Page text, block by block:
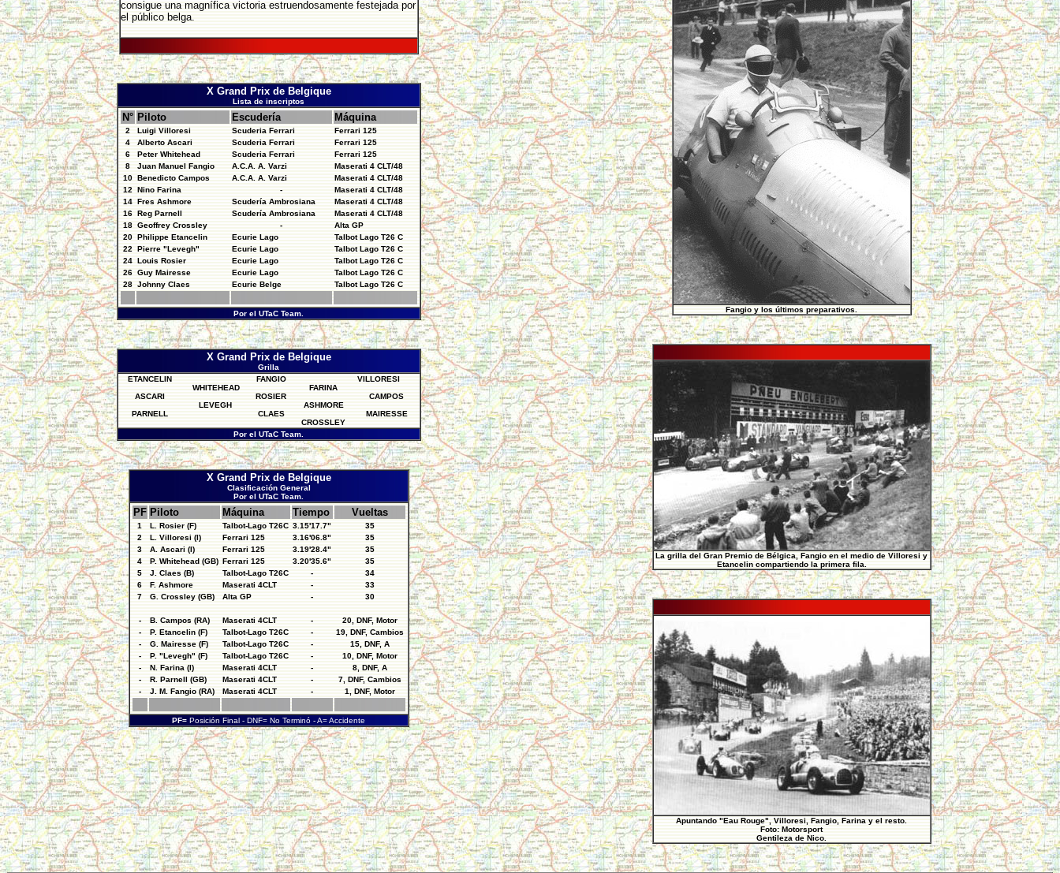
consigue una magnífica victoria estruendosamente festejada por
el público belga.
X Grand Prix de Belgique
Lista de inscriptos
N° Piloto Escudería Máquina
2 Luigi Villoresi Scuderia Ferrari
Ferrari 125
4
Alberto Ascari Scuderia Ferrari
Ferrari 125
6
Peter Whitehead Scuderia Ferrari
Ferrari 125
8
Juan Manuel Fangio A.C.A. A. Varzi
Maserati 4 CLT/48
10 Benedicto Campos A.C.A. A. Varzi
Maserati 4 CLT/48
12
Nino Farina -
Maserati 4 CLT/48
14 Fres Ashmore Scudería Ambrosiana
Maserati 4 CLT/48
16 Reg Parnell Scudería Ambrosiana
Maserati 4 CLT/48
18 Geoffrey Crossley -
Alta GP
20 Philippe Etancelin Ecurie Lago
Talbot Lago T26 C
22 Pierre "Levegh" Ecurie Lago
Talbot Lago T26 C
24 Louis Rosier Ecurie Lago
Talbot Lago T26 C
26 Guy Mairesse Ecurie Lago
Talbot Lago T26 C
28 Johnny Claes Ecurie Belge Talbot Lago T26 C
Por el UTaC Team.
X Grand Prix de Belgique
Grilla
ETANCELIN
FANGIO
VILLORESI
WHITEHEAD
FARINA
ASCARI
ROSIER
CAMPOS
LEVEGH
ASHMORE
PARNELL
CLAES
MAIRESSE
CROSSLEY
Por el UTaC Team.
X Grand Prix de Belgique
Clasificación General
Por el UTaC Team.
PF Piloto Máquina Tiempo Vueltas
1 L. Rosier (F) Talbot-Lago T26C 3.15'17.7"
35
2
L. Villoresi (I) Ferrari 125 3.16'06.8"
35
3
A. Ascari (I) Ferrari 125 3.19'28.4"
35
4
P. Whitehead (GB) Ferrari 125 3.20'35.6"
35
5
J. Claes (B) Talbot-Lago T26C -
34
6
F. Ashmore Maserati 4CLT -
33
7
G. Crossley (GB) Alta GP - 30
- B. Campos (RA) Maserati 4CLT -
20, DNF, Motor
-
P. Etancelin (F) Talbot-Lago T26C -
19, DNF, Cambios
-
G. Mairesse (F) Talbot-Lago T26C -
15, DNF, A
-
P. "Levegh" (F) Talbot-Lago T26C -
10, DNF, Motor
-
N. Farina (I) Maserati 4CLT -
8, DNF, A
-
R. Parnell (GB) Maserati 4CLT -
7, DNF, Cambios
-
J. M. Fangio (RA) Maserati 4CLT - 1, DNF, Motor
PF= Posición Final - DNF= No Terminó - A= Accidente
Fangio y los últimos preparativos.
La grilla del Gran Premio de Bélgica, Fangio en el medio de Villoresi y
Etancelin compartiendo la primera fila.
Apuntando "Eau Rouge", Villoresi, Fangio, Farina y el resto.
Foto: Motorsport
Gentileza de Nico.